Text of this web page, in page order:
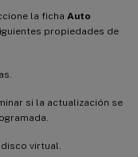
la ficha Auto
propiedades de
si la actualización se
virtual.